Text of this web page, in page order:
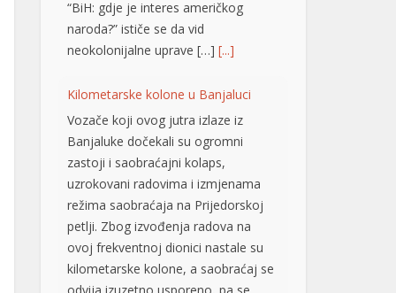
Kilometarske kolone u Banjaluci
Banjaluke dočekali su ogromni
zastoji i saobraćajni kolaps,
uzrokovani radovima i izmjenama
režima saobraćaja na Prijedorskoj
petlji. Zbog izvođenja radova na
ovoj frekventnoj dionici nastale su
kilometarske kolone, a saobraćaj se
odvija izuzetno usporeno, pa se
vozačima savjetuje izbjegavanje
brzog puta, navodi BL portal. Jedan